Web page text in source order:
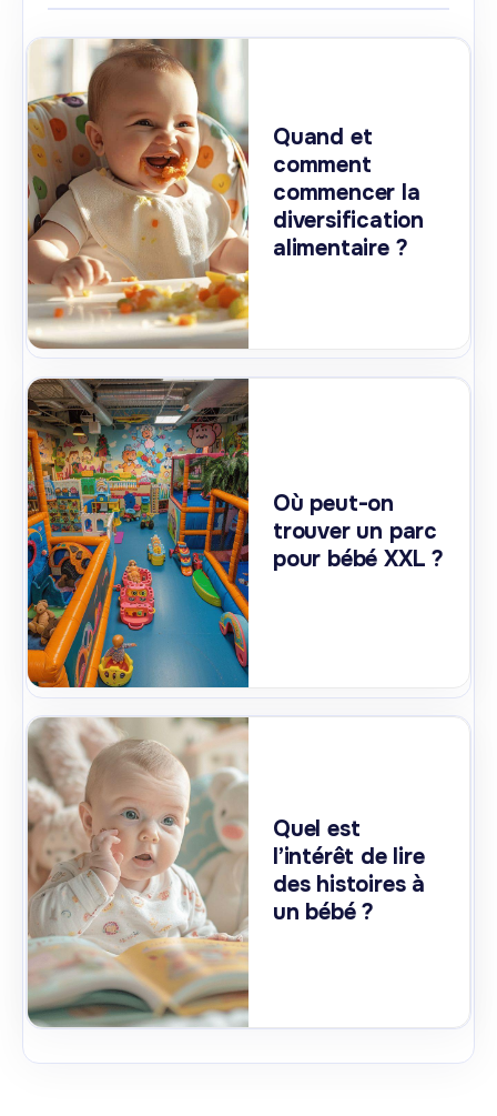
Quand et
comment
commencer la
diversification
alimentaire ?
Où peut-on
trouver un parc
pour bébé XXL ?
Quel est
l’intérêt de lire
des histoires à
un bébé ?